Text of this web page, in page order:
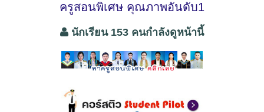
ครูสอนพิเศษ คุณภาพอันดับ1
นักเรียน 153 คนกำลังดูหน้านี้